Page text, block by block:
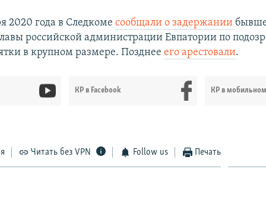
2020 года в Следкомесообщали о задержании
российской администрации Евпатории по
в крупном размере. Позднееего арестовали.
КР в Facebook КР в мобильном
Читать без VPN Follow us Печать